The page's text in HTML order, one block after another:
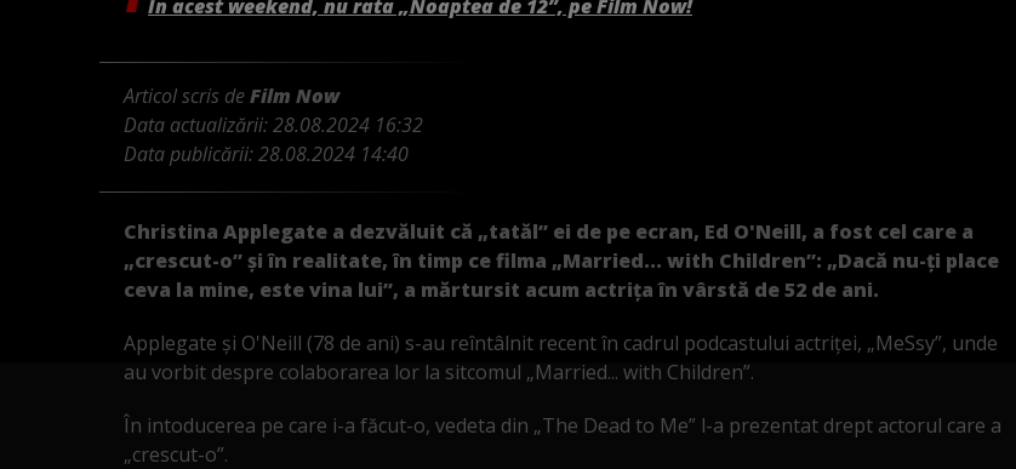
În acest weekend, nu rata „Noaptea de 12”, pe Film Now!
Articol scris deFilm Now
Data actualizării:28.08.2024 16:32
Data publicării:28.08.2024 14:40
Christina Applegate a dezvăluit că „tatăl” ei de pe ecran, Ed O'Neill, a fost cel care a
„crescut-o” și în realitate, în timp ce filma „Married... with Children”: „Dacă nu-ți place
ceva la mine, este vina lui”, a mărtursit acum actrița în vârstă de 52 de ani.
Applegate și O'Neill (78 de ani) s-au reîntâlnit recent în cadrul podcastului actriței, „MeSsy”, unde
au vorbit despre colaborarea lor la sitcomul „Married... with Children”.
În intoducerea pe care i-a făcut-o, vedeta din „The Dead to Me” l-a prezentat drept actorul care a
„crescut-o”.